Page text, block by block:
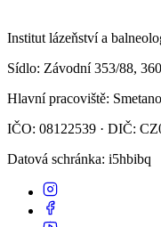
Institut lázeňství a
Sídlo: Závodní 353/88,
Hlavní pracoviště:
IČO: 08122539 · DIČ:
Datová schránka: i5hbibq